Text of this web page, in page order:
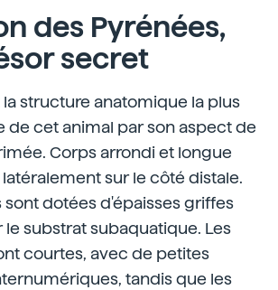
des Pyrénées,
secret
la structure anatomique la plus
de cet animal par son aspect de
Corps arrondi et longue
sur le côté distale.
sont dotées d'épaisses griffes
substrat subaquatique. Les
courtes, avec de petites
tandis que les